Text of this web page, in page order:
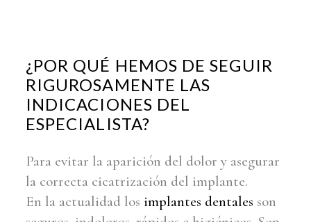
¿POR QUÉ HEMOS DE SEGUIR
RIGUROSAMENTE LAS
INDICACIONES DEL
ESPECIALISTA?
Para evitar la aparición del dolor y asegurar
la correcta cicatrización del implante.
En la actualidad los implantes dentales son